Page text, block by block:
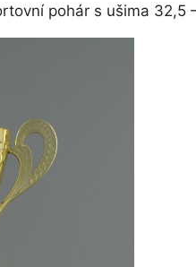
pohár s ušima 32,5